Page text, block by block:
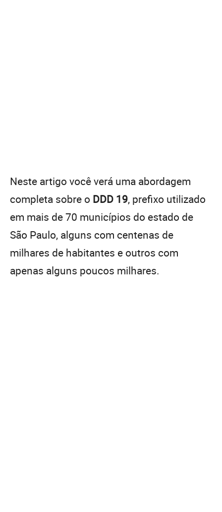
Neste artigo você verá uma abordagem
completa sobre o DDD 19, prefixo utilizado
em mais de 70 municípios do estado de
São Paulo, alguns com centenas de
milhares de habitantes e outros com
apenas alguns poucos milhares.